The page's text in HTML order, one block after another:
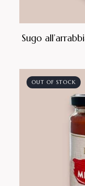
Sugo
OUT OF STOCK